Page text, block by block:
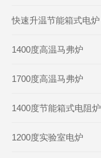
快速升温节能箱式电炉
1400度高温马弗炉
1700度高温马弗炉
1400度节能箱式电阻炉
1200度实验室电炉